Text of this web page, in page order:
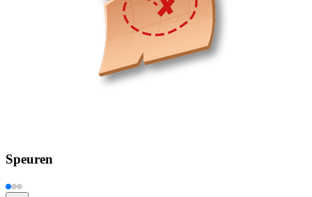
Speuren